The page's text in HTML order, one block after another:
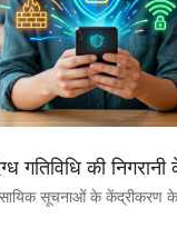
गतिविधि की
सूचनाओं के केंद्रीकरण